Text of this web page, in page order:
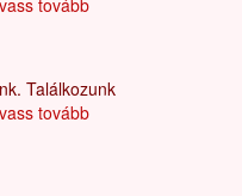
tovább
Találkozunk
tovább